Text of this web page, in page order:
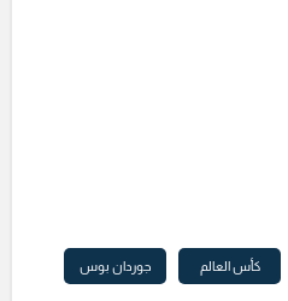
كأس العالم جوردان بوس